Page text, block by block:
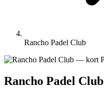
Rancho Padel Club
Rancho Padel Club